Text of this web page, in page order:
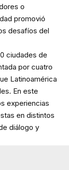
o
promovió
desafíos del
ciudades de
por cuatro
Latinoamérica
En este
experiencias
en distintos
diálogo y